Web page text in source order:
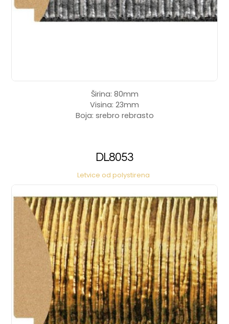
Širina: 80mm
Visina: 23mm
Boja: srebro rebrasto
DL8053
Letvice od polystirena